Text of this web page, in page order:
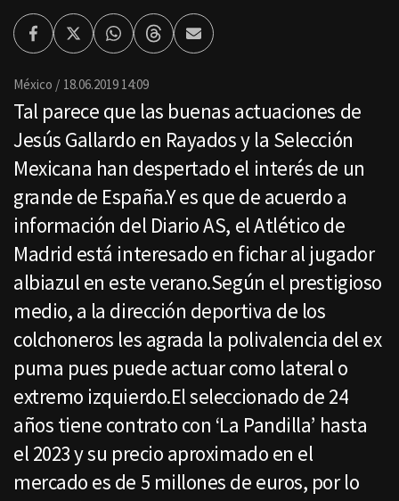
FacebookTwitterWhatsappThreadsEnviar
por
México 18.06.2019 14:09
Tal parece que las buenas actuaciones de
Jesús Gallardo en Rayados y la Selección
Mexicana han despertado el interés de un
grande de España.Y es que de acuerdo a
información del Diario AS, el Atlético de
Madrid está interesado en fichar al jugador
albiazul en este verano.Según el prestigioso
medio, a la dirección deportiva de los
colchoneros les agrada la polivalencia del ex
puma pues puede actuar como lateral o
extremo izquierdo.El seleccionado de 24
años tiene contrato con ‘La Pandilla’ hasta
el 2023 y su precio aproximado en el
mercado es de 5 millones de euros, por lo